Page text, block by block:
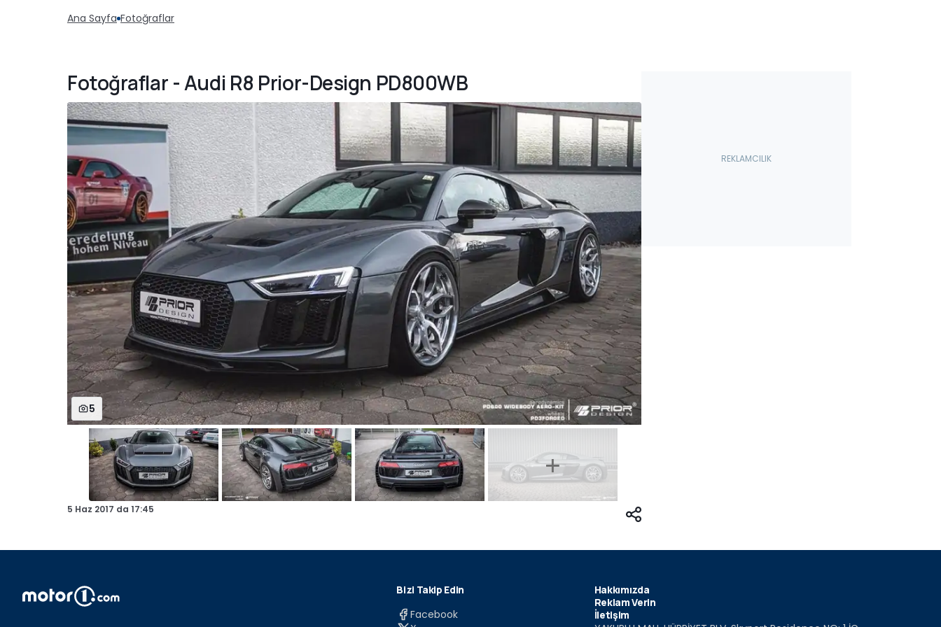
Ana Sayfa Fotoğraflar
Fotoğraflar - Audi R8 Prior-Design PD800WB
5
5 Haz 2017 da 17:45
Bizi Takip Edin
Facebook
Hakkımızda
Reklam Verin
İletişim